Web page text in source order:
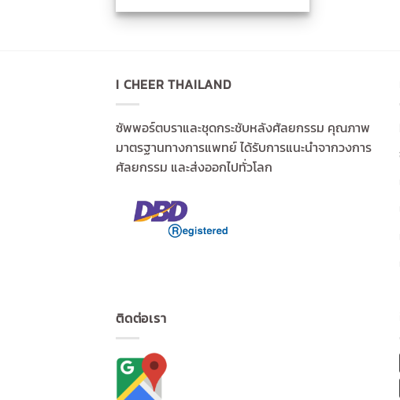
690฿
through
I CHEER THAILAND
ซัพพอร์ตบราและชุดกระชับหลังศัลยกรรม คุณภาพ
มาตรฐานทางการแพทย์ ได้รับการแนะนำจากวงการ
ศัลยกรรม และส่งออกไปทั่วโลก
ติดต่อเรา